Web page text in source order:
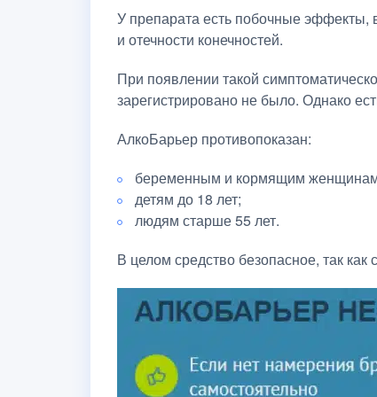
У препарата есть побочные эффекты,
и отечности конечностей.
При появлении такой
зарегистрировано не было. Однако
АлкоБарьер противопоказан:
беременным и кормящим
детям до 18 лет;
людям старше 55 лет.
В целом средство безопасное, так